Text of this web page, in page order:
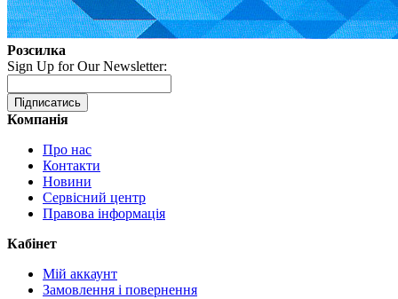
Розсилка
Sign Up for Our Newsletter:
Підписатись
Компанія
Про нас
Контакти
Новини
Сервісний центр
Правова інформація
Кабінет
Мій аккаунт
Замовлення і повернення